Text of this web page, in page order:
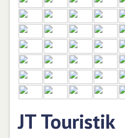
JT Touristik